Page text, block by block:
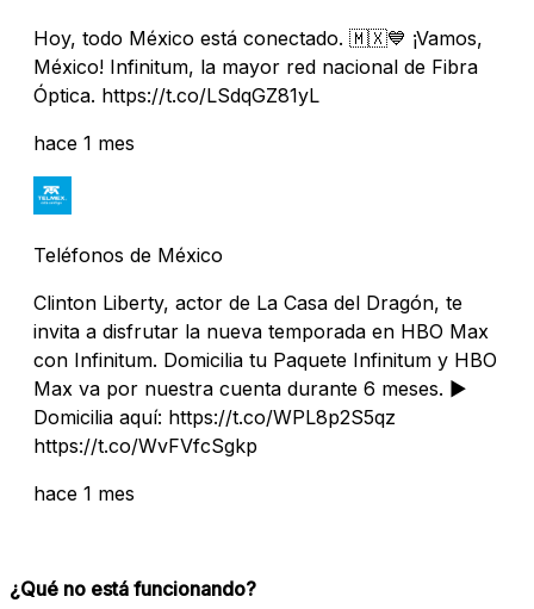
Hoy, todo México está conectado. 🇲🇽💙 ¡Vamos,
México! Infinitum, la mayor red nacional de Fibra
Óptica. https://t.co/LSdqGZ81yL
hace 1 mes
Teléfonos de México
Clinton Liberty, actor de La Casa del Dragón, te
invita a disfrutar la nueva temporada en HBO Max
con Infinitum. Domicilia tu Paquete Infinitum y HBO
Max va por nuestra cuenta durante 6 meses. ▶️
Domicilia aquí: https://t.co/WPL8p2S5qz
https://t.co/WvFVfcSgkp
hace 1 mes
¿Qué no está funcionando?